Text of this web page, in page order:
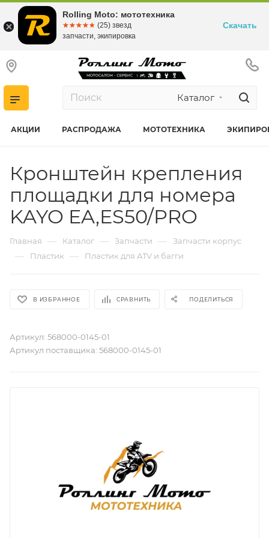
Каталог
АКЦИИ РАСПРОДАЖА МОТОТЕХНИКА
Кронштейн крепления
площадки для номера
KAYO EA,ES50/PRO
Главная — Каталог — Запчасти — Запчасти корпус
— Пластик — Пластик для ATV и багги
В ИЗБРАННОЕ СРАВНИТЬ ПОДЕЛИТЬСЯ
Артикул: 568000-0145-01
Артикул поставщика: 568000-0145-01
Rolling Moto: мототехника
☆☆☆☆☆
★★★★★ (25) звезд
запчасти, экипировка
Скачать